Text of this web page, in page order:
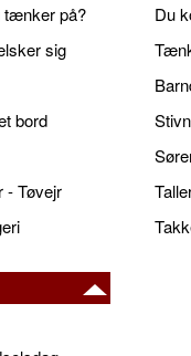
tænker på?
sig
bord
- Tøvejr
Du